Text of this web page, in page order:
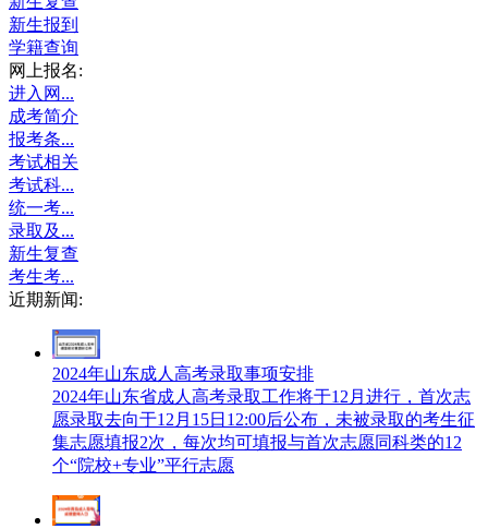
新生报到
学籍查询
网上报名:
进入网...
成考简介
报考条...
考试相关
考试科...
统一考...
录取及...
新生复查
考生考...
近期新闻:
2024年山东成人高考录取事项安排
2024年山东省成人高考录取工作将于12月进行，首次志
愿录取去向于12月15日12:00后公布，未被录取的考生征
集志愿填报2次，每次均可填报与首次志愿同科类的12
个“院校+专业”平行志愿